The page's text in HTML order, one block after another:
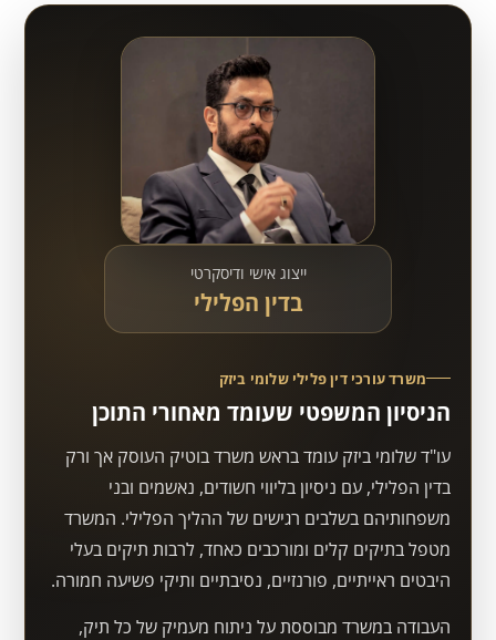
משרד עורכי דין פלילי שלומי ביזק
הניסיון המשפטי שעומד מאחורי התוכן
עו"ד שלומי ביזק עומד בראש משרד בוטיק העוסק אך ורק
בדין הפלילי, עם ניסיון בליווי חשודים, נאשמים ובני
משפחותיהם בשלבים רגישים של ההליך הפלילי. המשרד
מטפל בתיקים קלים ומורכבים כאחד, לרבות תיקים בעלי
היבטים ראייתיים, פורנזיים, נסיבתיים ותיקי פשיעה חמורה.
העבודה במשרד מבוססת על ניתוח מעמיק של כל תיק,
ייצוג אישי ודיסקרטי
בדין הפלילי